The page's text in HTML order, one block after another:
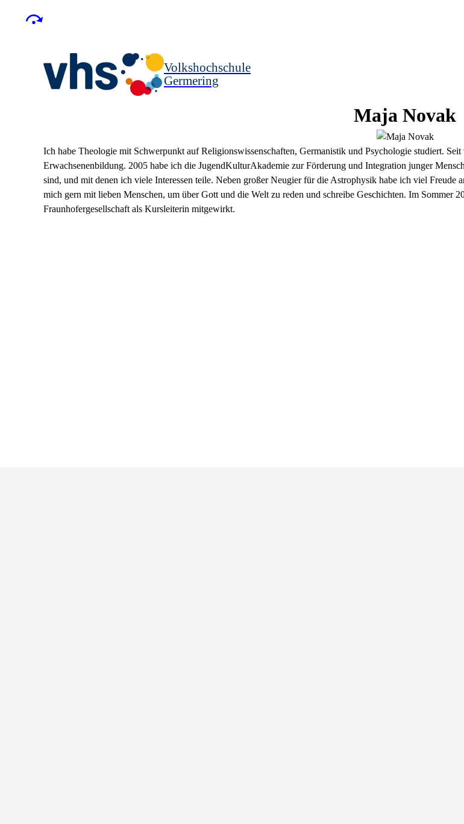
Volkshochschule
Germering
Maja Novak
Ich habe Theologie mit Schwerpunkt auf Religionswissenschaften, Germanistik und Psychologie studiert.
Erwachsenenbildung. 2005 habe ich die JugendKulturAkademie zur Förderung und Integration junger
sind, und mit denen ich viele Interessen teile. Neben großer Neugier für die Astrophysik habe ich viel Freude
mich gern mit lieben Menschen, um über Gott und die Welt zu reden und schreibe Geschichten. Im Sommer
Fraunhofergesellschaft als Kursleiterin mitgewirkt.